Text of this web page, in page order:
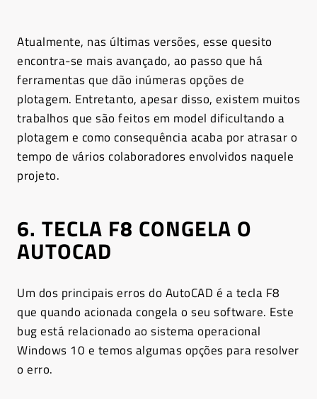
Atualmente, nas últimas versões, esse quesito
encontra-se mais avançado, ao passo que há
ferramentas que dão inúmeras opções de
plotagem. Entretanto, apesar disso, existem muitos
trabalhos que são feitos em model dificultando a
plotagem e como consequência acaba por atrasar o
tempo de vários colaboradores envolvidos naquele
projeto.
6. TECLA F8 CONGELA O
AUTOCAD
Um dos principais erros do AutoCAD é a tecla F8
que quando acionada congela o seu software. Este
bug está relacionado ao sistema operacional
Windows 10 e temos algumas opções para resolver
o erro.